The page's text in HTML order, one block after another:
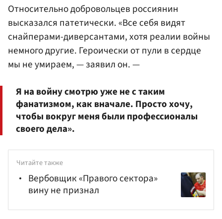
Относительно добровольцев россиянин
высказался патетически. «Все себя видят
снайперами-диверсантами, хотя реалии войны
немного другие. Героически от пули в сердце
мы не умираем, — заявил он. —
Я на войну смотрю уже не с таким
фанатизмом, как вначале. Просто хочу,
чтобы вокруг меня были профессионалы
своего дела».
Читайте также
Вербовщик «Правого сектора»
вину не признал